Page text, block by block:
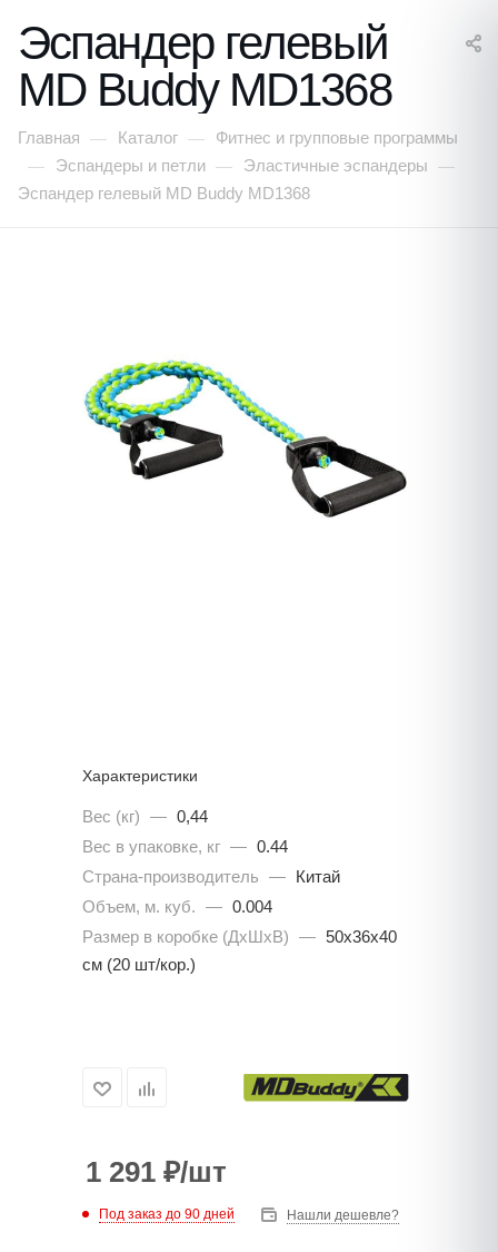
Эспандер гелевый
MD Buddy MD1368
Главная — Каталог —
Фитнес и групповые программы
—
Эспандеры и петли — Эластичные эспандеры —
Эспандер гелевый MD Buddy MD1368
Характеристики
Вес (кг) — 0,44
Вес в упаковке, кг — 0.44
Страна-производитель — Китай
Объем, м. куб. — 0.004
Размер в коробке (ДхШхВ) — 50х36х40
см (20 шт/кор.)
1 291 ₽/шт
Под заказ до 90 дней Нашли дешевле?